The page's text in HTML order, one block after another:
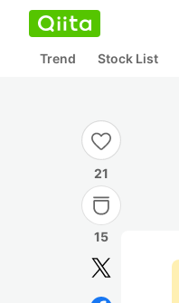
Trend Stock List
21
15